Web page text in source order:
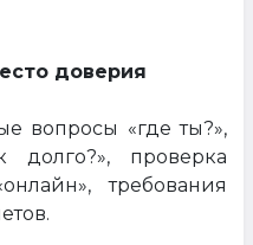
доверия
вопросы «где ты?»,
долго?», проверка
требования